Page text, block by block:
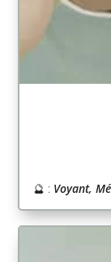
🔮 : Voyant,